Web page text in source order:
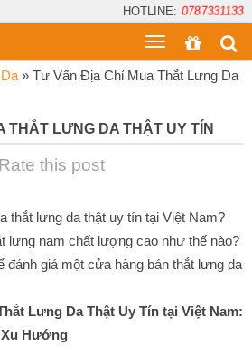
HOTLINE: 0787331133
Toggle
menu
» Tư Vấn Địa Chỉ Mua Thắt Lưng Da
THẮT LƯNG DA THẬT UY TÍN
Rate this post
thắt lưng da thật uy tín tại Việt Nam?
lưng nam chất lượng cao như thế nào?
đánh giá một cửa hàng bán thắt lưng da
Lưng Da Thật Uy Tín tại Việt Nam:
Xu Hướng